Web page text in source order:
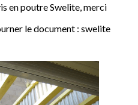
en poutre Swelite, merci
le document : swelite